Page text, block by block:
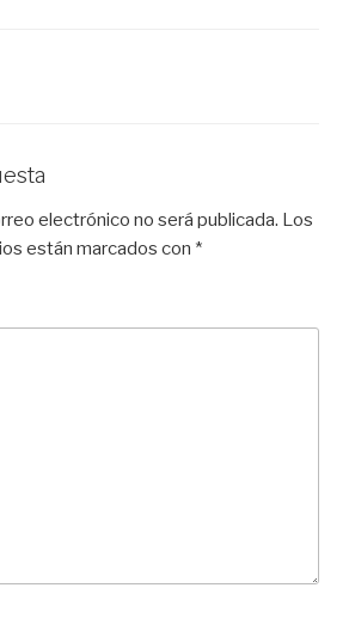
electrónico no será publicada. Los
están marcados con *